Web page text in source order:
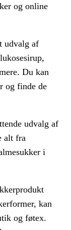
og online
udvalg af
Du kan
og finde de
udvalg af
alt fra
i
kan
og føtex.